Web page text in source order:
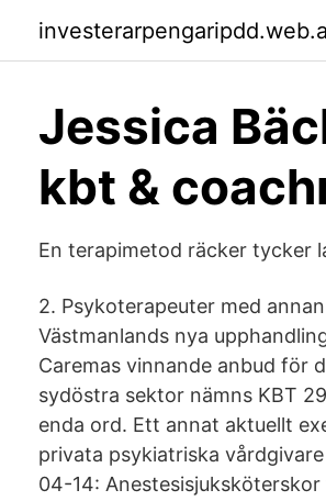
Jessica
kbt &
En terapimetod räcker tycker
2. Psykoterapeuter med
Västmanlands nya
Caremas vinnande anbud för
syd­östra sektor nämns KBT
enda ord. Ett annat aktuellt
privata psykiatriska
04-14: